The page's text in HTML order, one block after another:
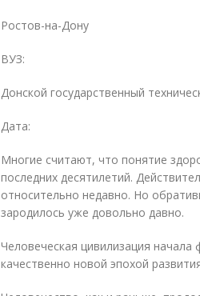
Ростов-на-Дону
ВУЗ:
Донской государственный
Дата:
Многие считают, что понятие
последних десятилетий.
относительно недавно. Но
зародилось уже довольно давно.
Человеческая цивилизация
качественно новой эпохой